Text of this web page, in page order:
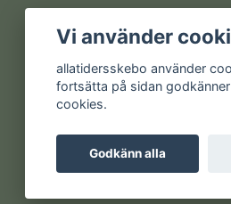
Pinterest
Vi använder
allatidersskebo använder
fortsätta på sidan
cookies.
Godkänn alla